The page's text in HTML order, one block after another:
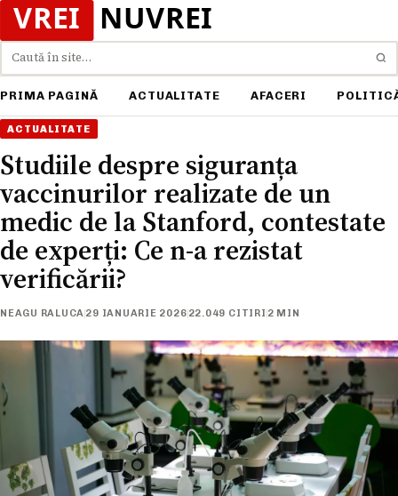
Caută
PRIMA PAGINĂ ACTUALITATE AFACERI
ACTUALITATE
Studiile despre siguranța
vaccinurilor realizate de un
medic de la Stanford, contestate
de experți: Ce n-a rezistat
verificării?
NEAGU RALUCA 29 IANUARIE 2026 22.049 CITIRI 2 MIN